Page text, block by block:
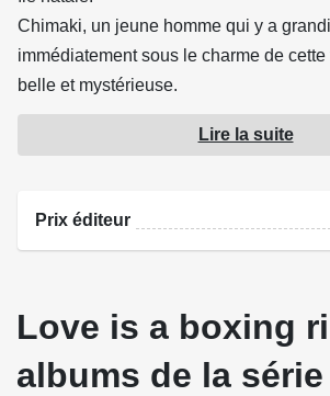
Chimaki, un jeune homme qui y a
immédiatement sous le charme de
belle et mystérieuse.
Sous le ciel bleu et entourée par la mer
naissance d'une histoire d'amour
Lire la suite
Prix éditeur
Love is a boxing
albums de la série